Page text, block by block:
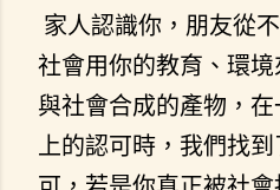
家人認識你，朋友從
社會用你的教育、環
與社會合成的產物，
上的認可時，我們找